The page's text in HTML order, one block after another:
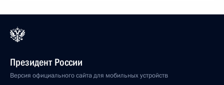
Президент России
Версия официального сайта для мобильных устройств